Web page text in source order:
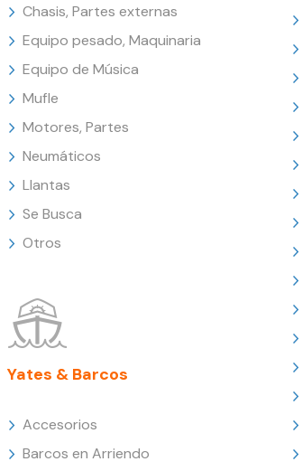
Chasis, Partes externas
Equipo pesado, Maquinaria
Equipo de Música
Mufle
Motores, Partes
Neumáticos
Llantas
Se Busca
Otros
Yates & Barcos
Accesorios
Barcos en Arriendo